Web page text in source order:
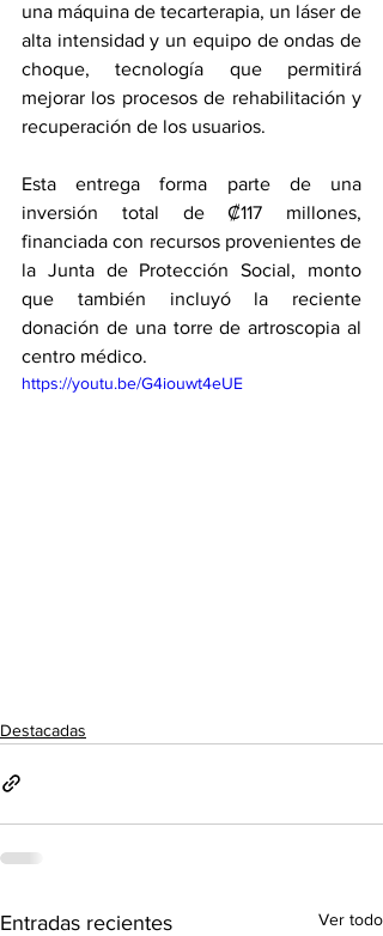
una máquina de tecarterapia, un láser de
alta intensidad y un equipo de ondas de
choque, tecnología que permitirá
mejorar los procesos de rehabilitación y
recuperación de los usuarios.
Esta entrega forma parte de una
inversión total de ₡117 millones,
financiada con recursos provenientes de
la Junta de Protección Social, monto
que también incluyó la reciente
donación de una torre de artroscopia al
centro médico.
https://youtu.be/G4iouwt4eUE
Destacadas
Entradas recientes Ver todo